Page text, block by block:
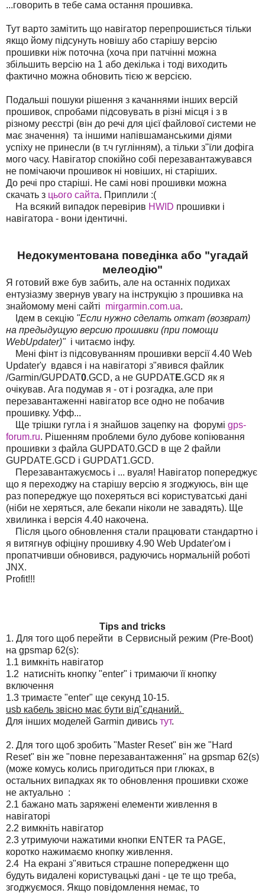
...говорить в тебе сама остання прошивка.
Тут варто замітить що навігатор перепрошиється тільки
якщо йому підсунуть новішу або старішу версію
прошивки ніж поточна (хоча при патчінні можна
збільшить версію на 1 або декілька і тоді виходить
фактично можна обновить тією ж версією.
Подальші пошуки рішення з качаннями інших версій
прошивок, спробами підсовувать в різні місця і з в
різному реєстрі (він до речі для цієї файлової системи не
має значення) та іншими напівшаманськими діями
успіху не принесли (в т.ч гуглінням), а тільки з"їли дофіга
мого часу. Навігатор спокійно собі перезавантажувався
не помічаючи прошивок ні новіших, ні старіших.
До речі про старіші. Не самі нові прошивки можна
скачать з цього сайта. Приплили :(
На всякий випадок перевірив HWID прошивки і
навігатора - вони ідентичні.
Недокументована поведінка або "угадай
мелеодію"
Я готовий вже був забить, але на останніх подихах
ентузіазму звернув увагу на інструкцію з прошивка на
знайомому мені сайті mirgarmin.com.ua.
Ідем в секцію "Если нужно сделать откат (возврат)
на предыдущую версию прошивки (при помощи
WebUpdater)" і читаємо інфу.
Мені фінт із підсовуванням прошивки версії 4.40 Web
Updater'у вдався і на навігаторі з"явився файлик
/Garmin/GUPDAT0.GCD, а не GUPDATE.GCD як я
очікував. Ага подумав я - от і розгадка, але при
перезавантаженні навігатор все одно не побачив
прошивку. Уфф...
Ще трішки гугла і я знайшов зацепку на форумі gps-
forum.ru. Рішенням проблеми було дубове копіювання
прошивки з файла GUPDAT0.GCD в ще 2 файли
GUPDATE.GCD і GUPDAT1.GCD.
Перезавантажуємось і ... вуаля! Навігатор попереджує
що я переходжу на старішу версію я згоджуюсь, він ще
раз попереджуе що похеряться всі користуватські дані
(ніби не херяться, але бекапи ніколи не завадять). Ще
хвилинка і версія 4.40 накочена.
Після цього обновлення стали працювати стандартно і
я витягнув офіціну прошивку 4.90 Web Updater'ом і
пропатчивши обновився, радуючись нормальній роботі
JNX.
Profit!!!
Tips and tricks
1. Для того щоб перейти в Сервисный режим (Pre-Boot)
на gpsmap 62(s):
1.1 вимкніть навігатор
1.2 натисніть кнопку "enter" і тримаючи її кнопку
включення
1.3 тримаєте "enter" ще секунд 10-15.
usb кабель звісно має бути від"єднаний.
Для інших моделей Garmin дивись тут.
2. Для того щоб зробить "Master Reset" він же "Hard
Reset" він же "повне перезавантаження" на gpsmap 62(s)
(може комусь колись пригодиться при глюках, в
остальних випадках як то обновлення прошивки схоже
не актуально :
2.1 бажано мать заряжені елементи живлення в
навігаторі
2.2 вимкніть навігатор
2.3 утримуючи нажатими кнопки ENTER та PAGE,
коротко нажимаємо кнопку живлення.
2.4 На екрані з"явиться страшне попередженн що
будуть видалені користувацькі дані - це те що треба,
згоджуємося. Якщо повідомлення немає, то